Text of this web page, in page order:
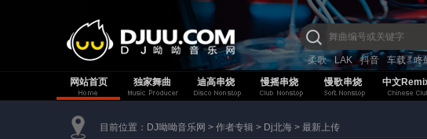
柔歌 LAK 抖音 车载 咚
网站首页 独家舞曲 迪高串烧 慢摇串烧 慢歌串烧 中文
目前位置： DJ呦呦音乐网 > 作者专辑 > Dj北海 > 最新上传